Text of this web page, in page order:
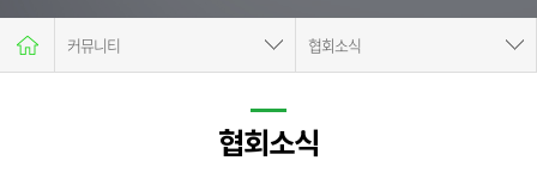
커뮤니티
협회소식
협회소식
서식&자료실
협회소식